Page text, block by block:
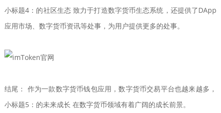
小标题4：的社区生态 致力于打造数字货币生态系统，还提供了DApp
应用市场、数字货币资讯等处事，为用户提供更多的处事。
结尾： 作为一款数字货币钱包应用，数字货币交易平台也越来越多，
小标题5：的未来成长 在数字货币领域有着广阔的成长前景。